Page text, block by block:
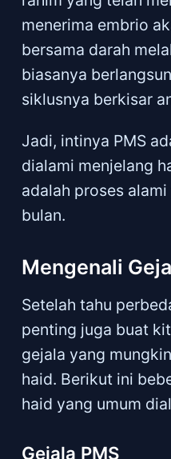
menerima embrio
bersama darah
biasanya
siklusnya berkisar
Jadi, intinya PMS
dialami menjelang
adalah proses
bulan.
Mengenali
Setelah tahu
penting juga buat
gejala yang
haid. Berikut ini
haid yang umum
Gejala PMS